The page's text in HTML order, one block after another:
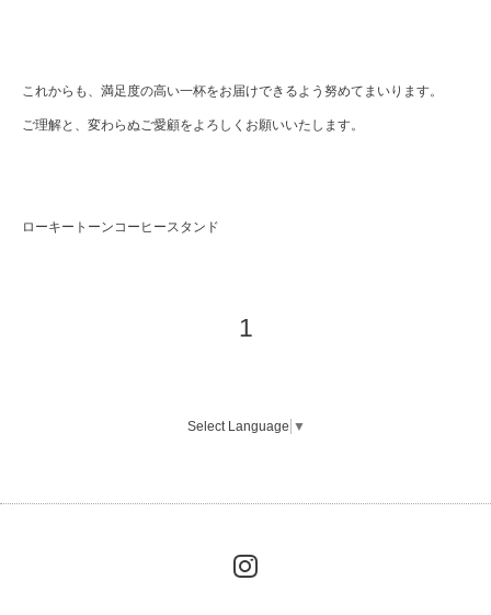
これからも、満足度の高い一杯をお届けできるよう努めてまいります。
ご理解と、変わらぬご愛顧をよろしくお願いいたします。
ローキートーンコーヒースタンド
1
Select Language ▼